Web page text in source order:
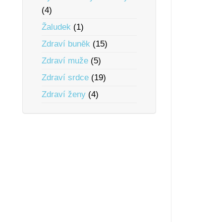
(4)
Žaludek (1)
Zdraví bunĕk (15)
Zdraví muže (5)
Zdraví srdce (19)
Zdraví ženy (4)